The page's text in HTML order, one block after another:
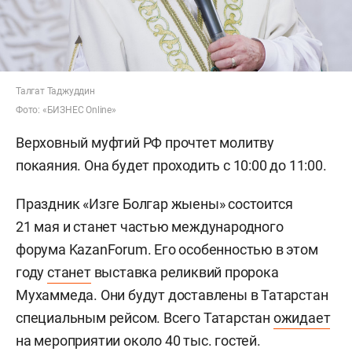
Талгат Таджуддин
Фото: «БИЗНЕС Online»
Верховный муфтий РФ прочтет молитву
покаяния. Она будет проходить с 10:00 до 11:00.
Праздник «Изге Болгар жыены» состоится
21 мая и станет частью международного
форума KazanForum. Его особенностью в этом
годустанетвыставка реликвий пророка
Мухаммеда. Они будут доставлены в Татарстан
специальным рейсом. Всего Татарстан ожидает
на мероприятии около 40 тыс. гостей.